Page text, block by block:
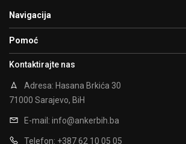
Navigacija
Pomoć
Kontaktirajte nas
Adresa: Hasana Brkića 30
71000 Sarajevo, BiH
E-mail: info@ankerbih.ba
Telefon: +387 62 10 05 05